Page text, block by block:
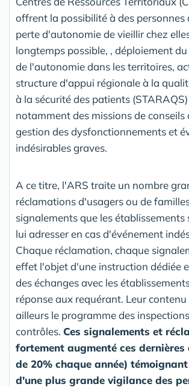
offrent la possibilité à des personnes
perte d'autonomie de vieillir chez
longtemps possible, , déploiement
de l'autonomie dans les territoires,
structure d'appui régionale à la
à la sécurité des patients
notamment des missions de conseils
gestion des dysfonctionnements et
indésirables graves.
A ce titre, l'ARS traite un nombre
réclamations d'usagers ou de
signalements que les établissements
lui adresser en cas d'événement
Chaque réclamation, chaque
effet l'objet d'une instruction dédiée
des échanges avec les
réponse aux requérant. Leur
ailleurs le programme des
contrôles. Ces signalements et
fortement augmenté ces dernières
de 20% chaque année)
d'une plus grande vigilance des